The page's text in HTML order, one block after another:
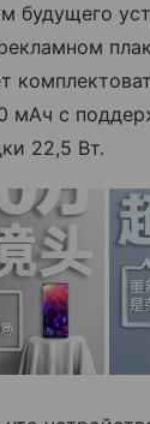
будущего
мАч с
22,5 Вт.